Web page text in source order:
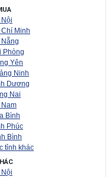
Nội
Chí Minh
Phòng
Yên
Ninh
Dương
Nai
Nam
Bình
Phúc
Bình
tỉnh khác
Nội